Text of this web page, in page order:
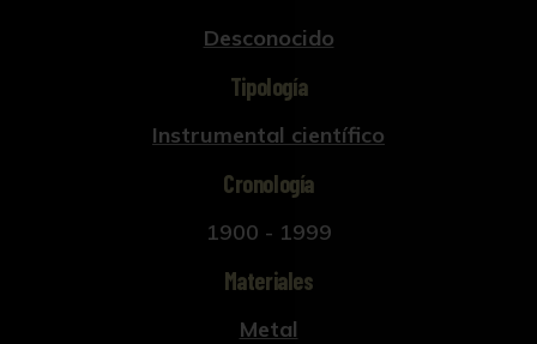
Desconocido
Tipología
Instrumental científico
Cronología
1900 - 1999
Materiales
Metal